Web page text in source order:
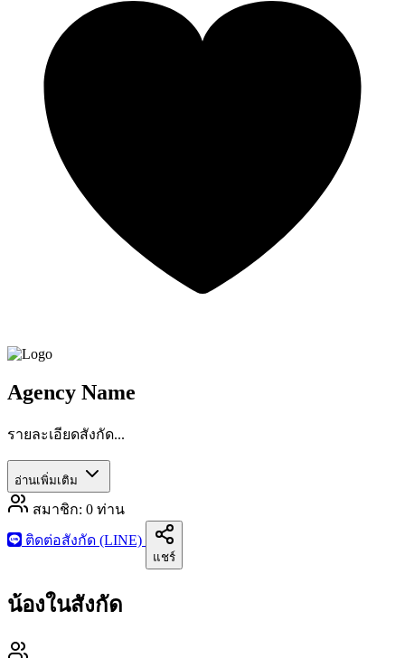
Agency Name
รายละเอียดสังกัด...
อ่านเพิ่มเติม
สมาชิก: 0 ท่าน
ติดต่อสังกัด (LINE)
แชร์
น้องในสังกัด